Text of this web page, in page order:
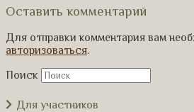
Оставить комментарий
Для отправки комментария вам
авторизоваться.
Поиск
Для участников